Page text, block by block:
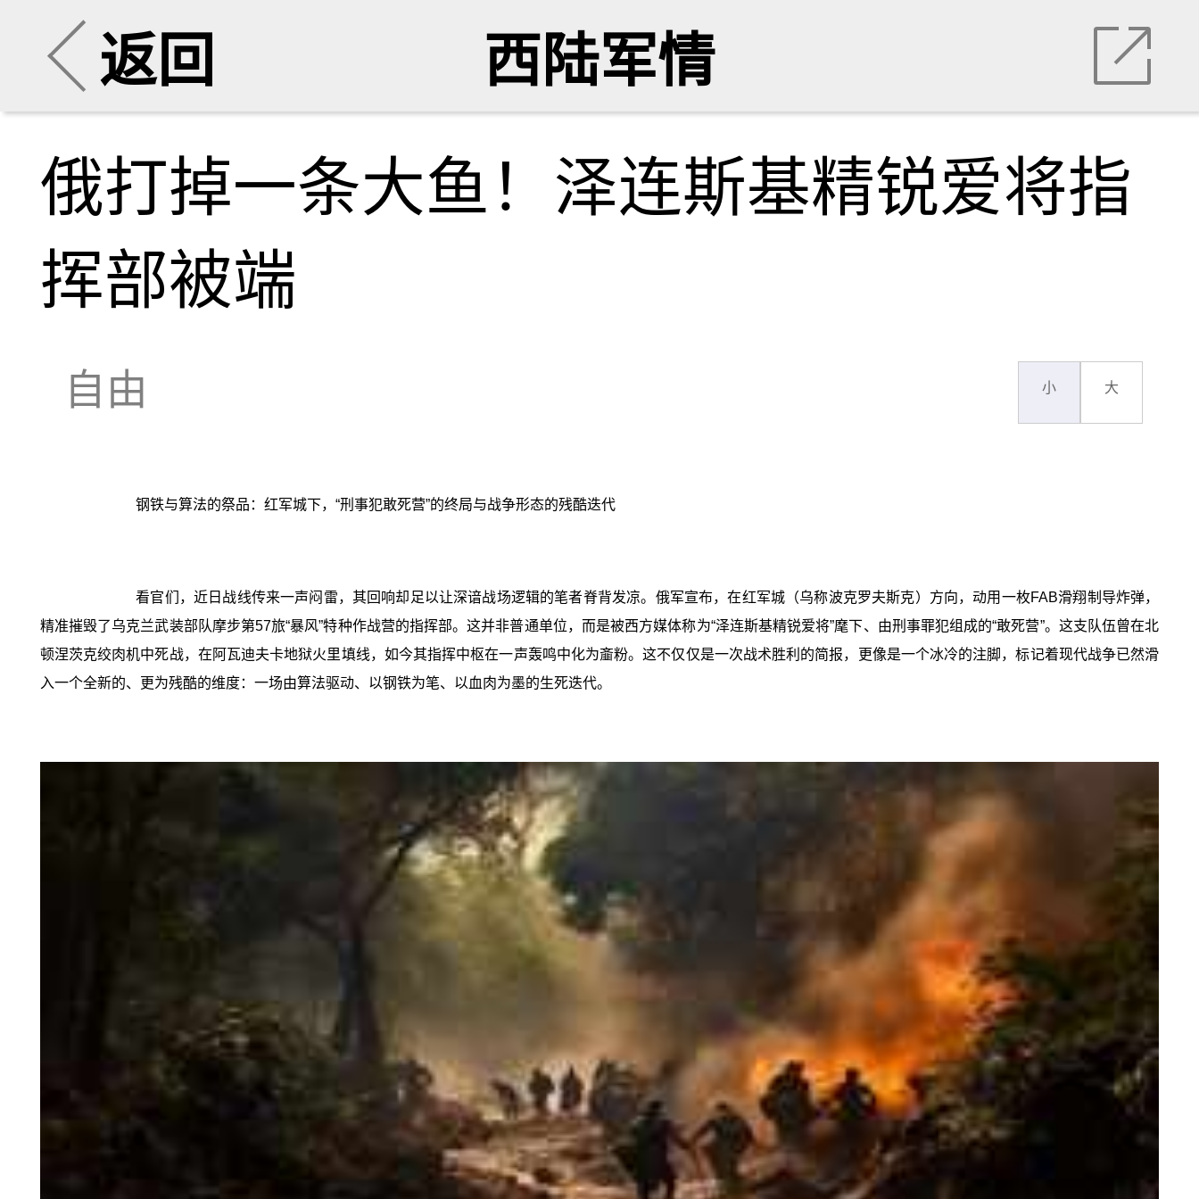
返回 西陆军情
俄打掉一条大鱼！泽连斯基精锐爱将指
挥部被端
自由 小 大
钢铁与算法的祭品：红军城下，“刑事犯敢死营”的终局与战争形态的残酷迭代
看官们，近日战线传来一声闷雷，其回响却足以让深谙战场逻辑的笔者脊背发凉。俄军宣布，在红军城（乌称波克罗夫斯克）方向，动用一枚FAB滑翔制导炸弹，
精准摧毁了乌克兰武装部队摩步第57旅“暴风”特种作战营的指挥部。这并非普通单位，而是被西方媒体称为“泽连斯基精锐爱将”麾下、由刑事罪犯组成的“敢死营”。这支队伍曾在北
顿涅茨克绞肉机中死战，在阿瓦迪夫卡地狱火里填线，如今其指挥中枢在一声轰鸣中化为齑粉。这不仅仅是一次战术胜利的简报，更像是一个冰冷的注脚，标记着现代战争已然滑
入一个全新的、更为残酷的维度：一场由算法驱动、以钢铁为笔、以血肉为墨的生死迭代。